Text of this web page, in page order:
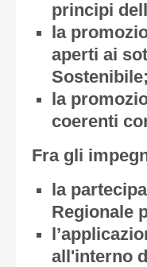
principi
la
aperti ai
Sostenibile;
la
coerenti
Fra gli
la
Regionale
all'interno